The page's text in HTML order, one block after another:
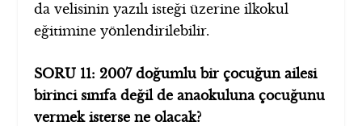
da velisinin yazılı isteği üzerine ilkokul
eğitimine yönlendirilebilir.
SORU 11: 2007 doğumlu bir çocuğun ailesi
birinci sınıfa değil de anaokuluna çocuğunu
vermek isterse ne olacak?